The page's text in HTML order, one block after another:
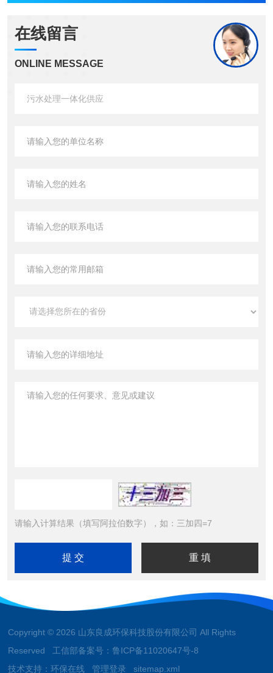
在线留言
ONLINE MESSAGE
请输入计算结果（填写阿拉伯数字），如：三加四=7
Copyright © 2026 山东良成环保科技股份有限公司 All Rights
Reserved 工信部备案号：鲁ICP备11020647号-8
技术支持：环保在线 管理登录 sitemap.xml